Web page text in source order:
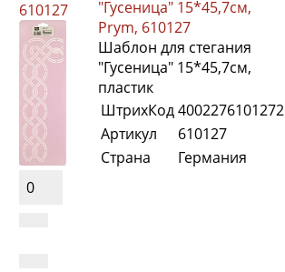
610127
0
"Гусеница" 15*45,7см,
Prym, 610127
Шаблон для стегания
"Гусеница" 15*45,7см,
пластик
ШтрихКод4002276101272
Артикул
610127
Страна
Германия